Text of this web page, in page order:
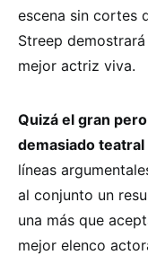
escena sin cortes
Streep
mejor actriz viva.
Quizá el gran
demasiado
líneas
al conjunto un
una más que
mejor elenco